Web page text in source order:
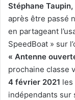
Stéphane Taupin,
après être passé
en partageant
SpeedBoat » sur
« Antenne
prochaine classe
4 février 2021 les
indépendants sur